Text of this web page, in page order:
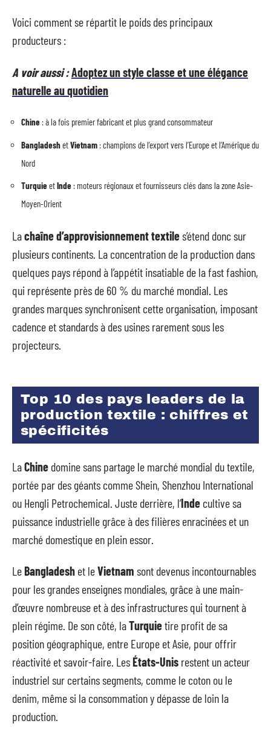
Voici comment se répartit le poids des principaux
producteurs :
A voir aussi :Adoptez un style classe et une élégance
naturelle au quotidien
Chine : à la fois premier fabricant et plus grand consommateur
BangladeshetVietnam : champions de l’export vers l’Europe et l’Amérique du
Nord
TurquieetInde : moteurs régionaux et fournisseurs clés dans la zone Asie-
Moyen-Orient
Lachaîne d’approvisionnement textiles’étend donc sur
plusieurs continents. La concentration de la production dans
quelques pays répond à l’appétit insatiable de la fast fashion,
qui représente près de 60 % du marché mondial. Les
grandes marques synchronisent cette organisation, imposant
cadence et standards à des usines rarement sous les
projecteurs.
Top 10 des pays leaders de la
production textile : chiffres et
spécificités
LaChine domine sans partage le marché mondial du textile,
portée par des géants comme Shein, Shenzhou International
ou Hengli Petrochemical. Juste derrière, l’Inde cultive sa
puissance industrielle grâce à des filières enracinées et un
marché domestique en plein essor.
LeBangladesh et leVietnam sont devenus incontournables
pour les grandes enseignes mondiales, grâce à une main-
d’œuvre nombreuse et à des infrastructures qui tournent à
plein régime. De son côté, laTurquietire profit de sa
position géographique, entre Europe et Asie, pour offrir
réactivité et savoir-faire. LesÉtats-Unis restent un acteur
industriel sur certains segments, comme le coton ou le
denim, même si la consommation y dépasse de loin la
production.